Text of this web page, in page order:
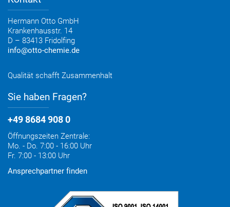
Elektronischer Rechnungsversand
Entsorgung & Verpackungsrücknahme
Hermann Otto GmbH
Krankenhausstr. 14
D – 83413 Fridolfing
info@otto-chemie.de
Qualität schafft Zusammenhalt
Sie haben Fragen?
+49 8684 908 0
Öffnungszeiten Zentrale:
Mo. - Do. 7:00 - 16:00 Uhr
Fr. 7:00 - 13:00 Uhr
Ansprechpartner finden